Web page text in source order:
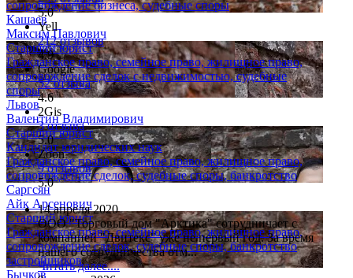
сопровождение бизнеса, судебные споры
Кашаев
Максим Павлович
Старший юрист
Гражданское право, семейное право, жилищное право,
сопровождение сделок с недвижимостью, судебные
споры
Львов
Валентин Владимирович
Старший юрист
Кандидат юридических наук
Гражданское право, семейное право, жилищное право,
сопровождение сделок, судебные споры, банкротство
Саргсян
Айк Арсенович
Старший юрист
Гражданское право, семейное право, жилищное право,
сопровождение сделок, судебные споры, банкротство
застройщиков
Бычков
5.0
Yell
212 отзывов
4.9
Google
52 отзыва
4.6
2Gis
3 отзыва
5.0
Zoon
9 отзывов
5.0
14 апреля 2020
ООО "Торговый дом "Арктика" сотрудничает с
компанией "Двитекс" уже не первый год. За время
нашего сотрудничества отм...
Читать далее....